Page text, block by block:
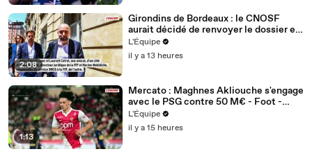
2:08
Girondins de Bordeaux : le CNOSF
aurait décidé de renvoyer le dossier en
appel devant la DNCG - Foot -
Bordeaux
L'Équipe
il y a 13 heures
1:13
Mercato : Maghnes Akliouche s'engage
avec le PSG contre 50 M€ - Foot -
Ligue 1 - Transferts
L'Équipe
il y a 15 heures